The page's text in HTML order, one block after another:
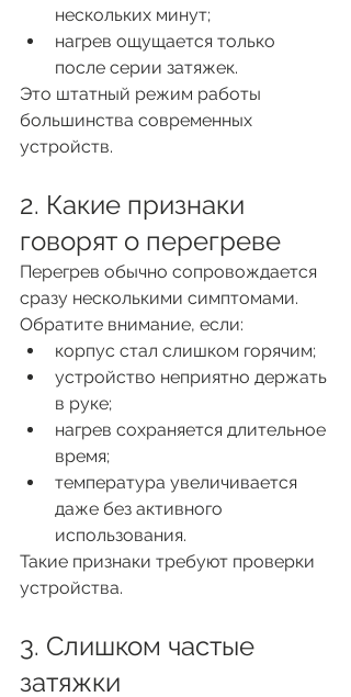
нескольких минут;
нагрев ощущается только
после серии затяжек.
Это штатный режим работы
большинства современных
устройств.
2. Какие признаки
говорят о перегреве
Перегрев обычно сопровождается
сразу несколькими симптомами.
Обратите внимание, если:
корпус стал слишком горячим;
устройство неприятно держать
в руке;
нагрев сохраняется длительное
время;
температура увеличивается
даже без активного
использования.
Такие признаки требуют проверки
устройства.
3. Слишком частые
затяжки